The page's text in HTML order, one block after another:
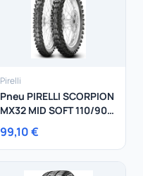
Pirelli
Pneu PIRELLI SCORPION
MX32 MID SOFT 110/90-
17 60M
99,10 €